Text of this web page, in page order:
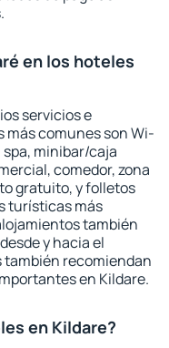
en los hoteles
servicios e
más comunes son Wi-
minibar/caja
comedor, zona
gratuito, y folletos
turísticas más
también
y hacia el
también recomiendan
en Kildare.
en Kildare?